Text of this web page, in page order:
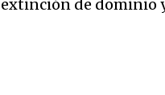
de dominio